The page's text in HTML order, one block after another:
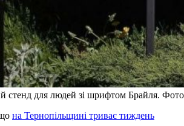
стенд для людей зі шрифтом Брайля.
на Тернопільщині триває тиждень